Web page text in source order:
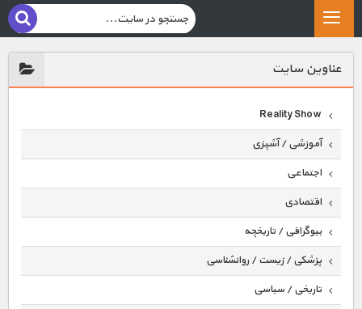
عناوين سايت
Reality Show
آموزشی / آشپزی
اجتماعی
اقتصادی
بیوگرافی / تاریخچه
پزشکی / زیست / روانشناسی
تاریخی / سیاسی